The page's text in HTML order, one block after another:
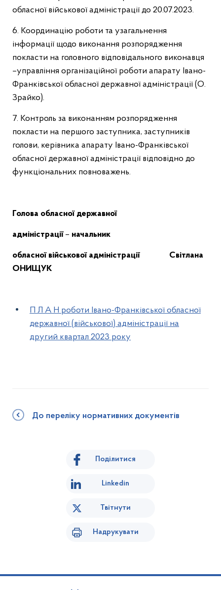
обласної військової адміністрації до 20.07.2023.
6. Координацію роботи та узагальнення
інформації щодо виконання розпорядження
покласти на головного відповідального виконавця
–управління організаційної роботи апарату Івано-
Франківської обласної державної адміністрації (О.
Зрайко).
7. Контроль за виконанням розпорядження
покласти на першого заступника, заступників
голови, керівника апарату Івано-Франківської
обласної державної адміністрації відповідно до
функціональних повноважень.
Голова обласної державної
адміністрації – начальник
обласної військової адміністрації Світлана
ОНИЩУК
П Л А Н роботи Івано-Франківської обласної
державної (військової) адміністрації на
другий квартал 2023 року
До переліку нормативних документів
Поділитися
Linkedin
Твітнути
Надрукувати